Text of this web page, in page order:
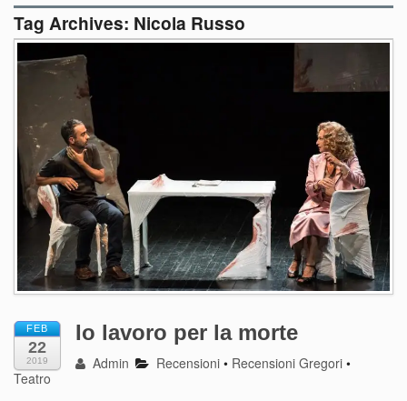
Contatti
dT in English
Tag Archives: Nicola Russo
FEB
22
2019
Io lavoro per la morte
Admin Recensioni • Recensioni Gregori •
Teatro